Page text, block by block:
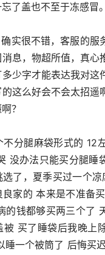
了盖也不至于冻感冒。
息，物超所值，真心
少字才能表达我对这
这么好会不会太招遥
？
没办法只能买分腿睡
选了，夏季买过一个
良家的 本来是不准备
的钱都够买两三个了
被 买了睡袋后我晚上
睡一个被筒了 后悔买